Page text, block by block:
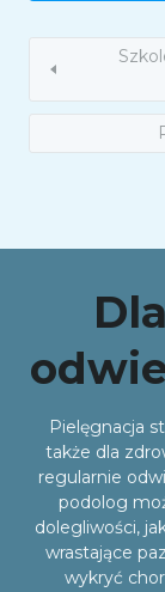
Pielęgnacja
także dla
regularnie
podolog
dolegliwości,
wrastające
wykryć